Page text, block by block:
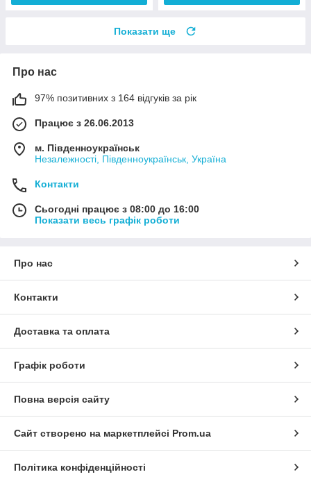
Показати ще
Про нас
97% позитивних з 164 відгуків за рік
Працює з 26.06.2013
м. Південноукраїнськ
Незалежності, Південноукраїнськ, Україна
Контакти
Сьогодні працює з 08:00 до 16:00
Показати весь графік роботи
Про нас
Контакти
Доставка та оплата
Графік роботи
Повна версія сайту
Сайт створено на маркетплейсі Prom.ua
Політика конфіденційності